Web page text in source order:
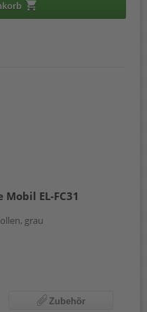
EL-FC31
grau
Zubehör